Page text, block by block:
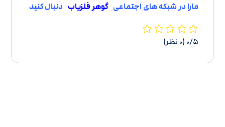
مارا در شبکه های اجتماعیگوهر فلزیاب دنبال کنید
‫۰/۵ ‫(۰ نظر)